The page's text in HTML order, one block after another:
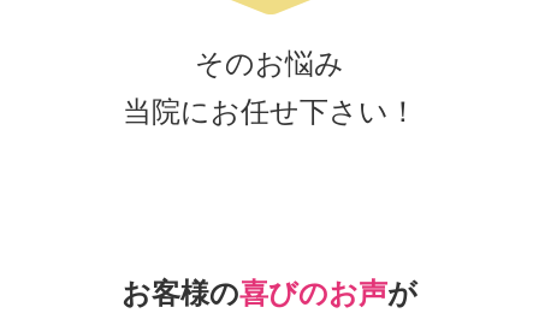
そのお悩み
当院にお任せ下さい！
お客様の喜びのお声が